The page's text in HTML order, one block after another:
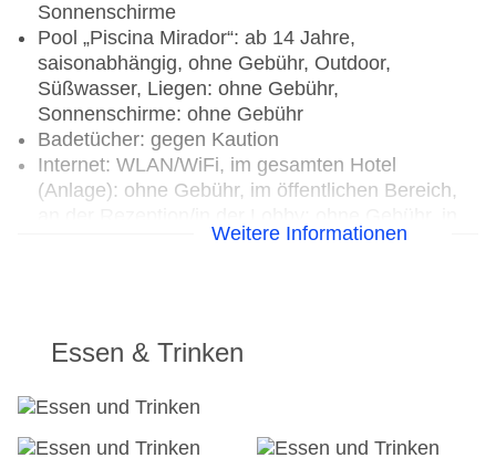
Sonnenschirme
Pool „Piscina Mirador“: ab 14 Jahre,
saisonabhängig, ohne Gebühr, Outdoor,
Süßwasser, Liegen: ohne Gebühr,
Sonnenschirme: ohne Gebühr
Badetücher: gegen Kaution
Internet: WLAN/WiFi, im gesamten Hotel
(Anlage): ohne Gebühr, im öffentlichen Bereich,
American Express
Haustiere nicht erlaubt
Parkmöglichkeiten: Parkplatz (nach
Verfügbarkeit), unbewacht: ohne Gebühr,
Stellplätze, nicht überdacht: ohne Gebühr,
Weitere Informationen
Essen & Trinken